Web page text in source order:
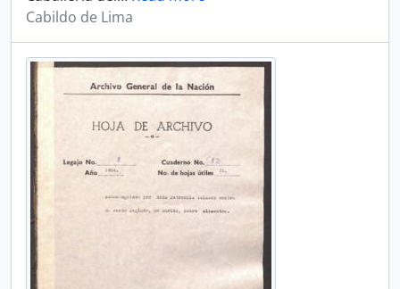
Cabildo de Lima